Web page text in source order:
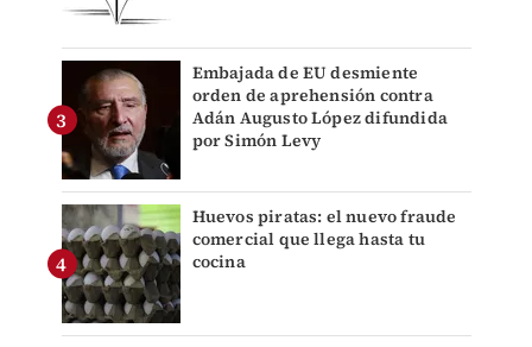
Embajada de EU desmiente
orden de aprehensión contra
Adán Augusto López difundida
por Simón Levy
Huevos piratas: el nuevo fraude
comercial que llega hasta tu
cocina